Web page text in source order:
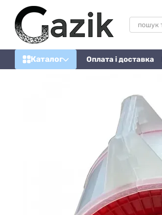
Перейти до основного контенту
Каталог Оплата і доставка